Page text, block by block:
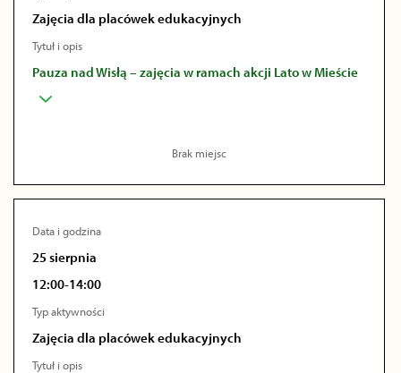
Zajęcia dla placówek edukacyjnych
Tytuł i opis
Pauza nad Wisłą – zajęcia w ramach akcji Lato w Mieście
Brak miejsc
Data i godzina
25 sierpnia
12:00-14:00
Typ aktywności
Zajęcia dla placówek edukacyjnych
Tytuł i opis